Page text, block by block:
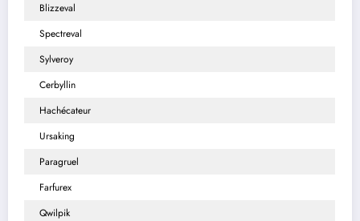
Blizzeval
Spectreval
Sylveroy
Cerbyllin
Hachécateur
Ursaking
Paragruel
Farfurex
Qwilpik